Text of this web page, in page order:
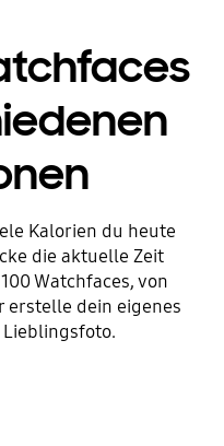
Kalorien du heute
die aktuelle Zeit
Watchfaces, von
erstelle dein eigenes